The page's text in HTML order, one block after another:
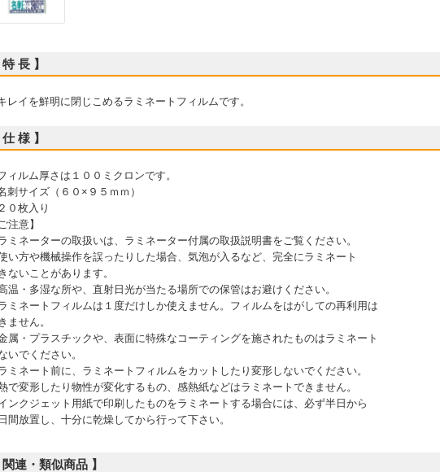
特 長 】
レイを鮮明に閉じこめるラミネートフィルムです。
仕 様 】
ィルム厚さは１００ミクロンです。
刺サイズ（６０×９５ｍｍ）
０枚入り
注意】
ミネーターの取扱いは、ラミネーター付属の取扱説明書をご覧ください。
い方や機械操作を誤ったりした場合、気泡が入るなど、完全にラミネート
ないことがあります。
温・多湿な所や、直射日光が当たる場所での保管はお避けください。
ミネートフィルムは１度だけしか使えません。フィルムをはがしての再利用は
ません。
属・プラスチックや、表面に特殊なコーティングを施されたものはラミネート
いでください。
ミネート前に、ラミネートフィルムをカットしたり変形しないでください。
で変形したり物性が変化するもの、感熱紙などはラミネートできません。
ンクジェット用紙で印刷したものをラミネートする場合には、必ず半日から
間放置し、十分に乾燥してから行って下さい。
関連・類似商品 】